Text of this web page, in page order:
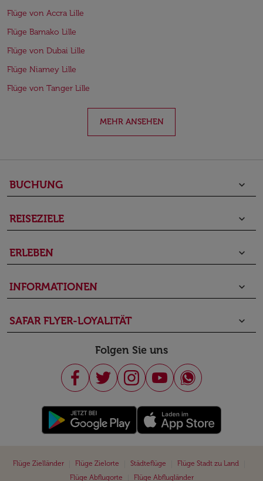
Flüge von Accra Lille
Flüge Bamako Lille
Flüge von Dubai Lille
Flüge Niamey Lille
Flüge von Tanger Lille
MEHR ANSEHEN
BUCHUNG keyboard_arrow_down
REISEZIELE keyboard_arrow_down
ERLEBEN keyboard_arrow_down
INFORMATIONEN keyboard_arrow_down
SAFAR FLYER-LOYALITÄT keyboard_arrow_down
Folgen Sie uns
Flüge Zielländer Flüge Zielorte Städteflüge Flüge Stadt zu Land
Flüge Abflugorte
Flüge Abflugländer